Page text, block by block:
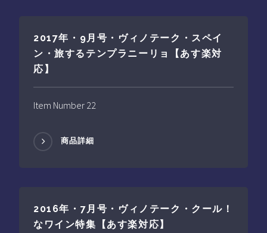
2017年・9月号・ヴィノテーク・スペイ
ン・旅するテンプラニーリョ【あす楽対
応】
Item Number 22
商品詳細
2016年・7月号・ヴィノテーク・クール！
なワイン特集【あす楽対応】